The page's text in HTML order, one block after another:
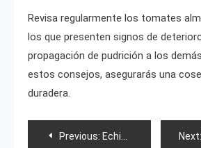
Revisa regularmente los tomates
los que presenten signos de
propagación de pudrición a los
estos consejos, asegurarás una
duradera.
PostPrevious: Echinacea Green Twister Next: